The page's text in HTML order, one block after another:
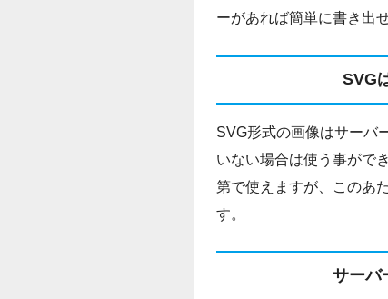
ーがあれば簡単に書き出
SVG
SVG形式の画像はサーバ
いない場合は使う事がで
第で使えますが、このあ
す。
サーバ